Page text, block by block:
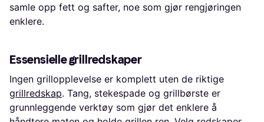
samle opp fett og safter, noe som gjør rengjøringen
enklere.
Essensielle grillredskaper
Ingen grillopplevelse er komplett uten de riktige
grillredskap. Tang, stekespade og grillbørste er
grunnleggende verktøy som gjør det enklere å